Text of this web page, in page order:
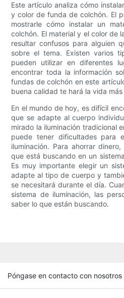
Este artículo analiza cómo
y color de funda de colchón. El
mostrarle cómo instalar un
colchón. El material y el color de
resultar confusos para alguien
sobre el tema. Existen varios
pueden utilizar en diferentes
encontrar toda la información
fundas de colchón en este
buena calidad te hará la vida más
En el mundo de hoy, es difícil
que se adapte al cuerpo
mirado la iluminación tradicional
puede tener dificultades para
iluminación. Para ahorrar
que está buscando en un
Es muy importante elegir un
adapte al tipo de cuerpo y
se necesitará durante el día.
sistema de iluminación, las
saber lo que están buscando.
Póngase en contacto con nosotros